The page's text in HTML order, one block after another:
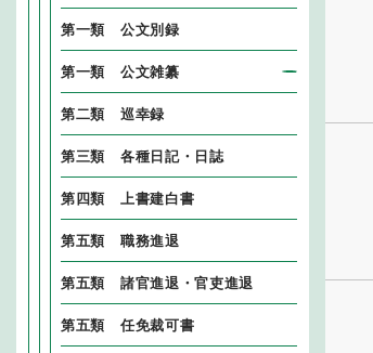
第一類 公文別録
第一類 公文雑纂
第二類 巡幸録
第三類 各種日記・日誌
第四類 上書建白書
第五類 職務進退
第五類 諸官進退・官吏進退
第五類 任免裁可書